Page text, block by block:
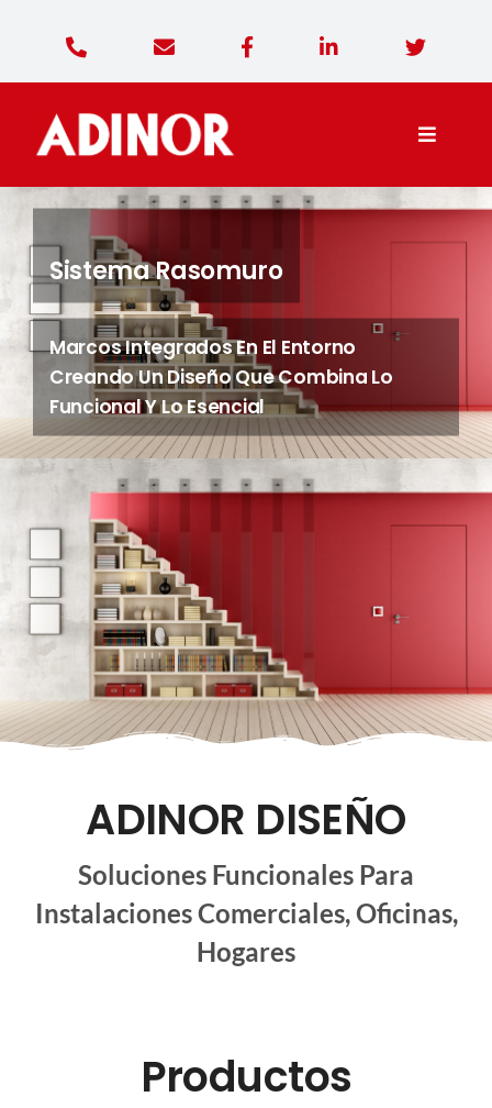
Toggle
Productos
Contacto
Sistema Rasomuro
Marcos Integrados En El Entorno
Creando Un Diseño Que Combina Lo
Funcional Y Lo Esencial
ADINOR DISEÑO
Soluciones Funcionales Para
Instalaciones Comerciales, Oficinas,
Hogares
Productos